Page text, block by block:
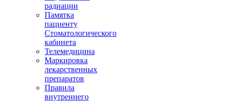
радиации
Памятка
пациенту
Стоматологического
кабинета
Телемедицина
Маркировка
лекарственных
препаратов
Правила
внутреннего